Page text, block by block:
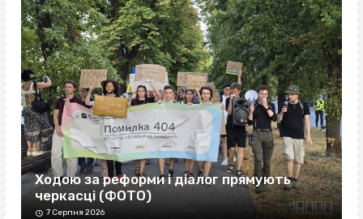
Ходою за реформи і діалог прямують
черкасці (ФОТО)
7 Серпня 2026